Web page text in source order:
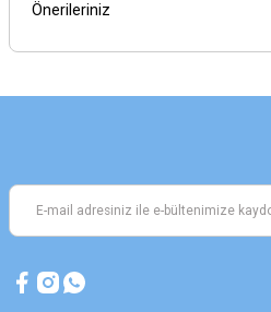
Önerileriniz